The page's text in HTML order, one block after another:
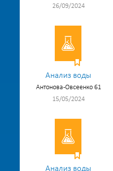
26/09/2024
Анализ воды
Антонова-Овсеенко 61
15/05/2024
Анализ воды